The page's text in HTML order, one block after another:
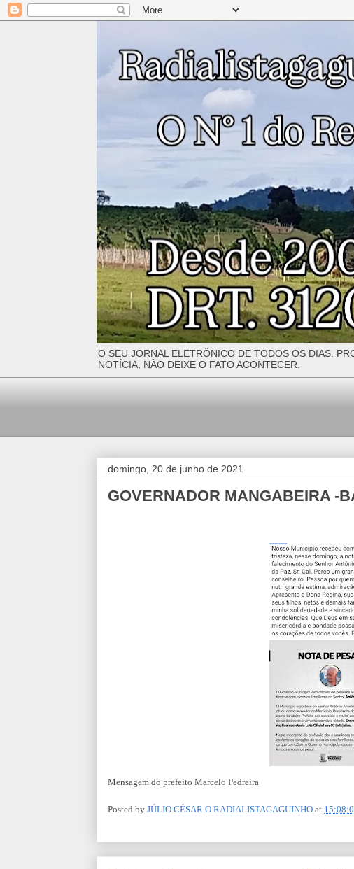
O SEU JORNAL ELETRÔNICO DE TODOS OS DIAS.
NOTÍCIA, NÃO DEIXE O FATO ACONTECER.
domingo, 20 de junho de 2021
GOVERNADOR MANGABEIRA -
Mensagem do prefeito Marcelo Pedreira
Posted by JÚLIO CÉSAR O RADIALISTAGAGUINHO at